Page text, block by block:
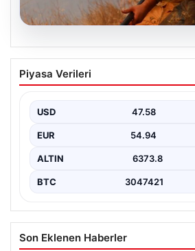
04.08.2026
Dokuz Şehir İçin Yüksek
Uyarısı: Bugün ve Yarın
kesimlerinde yer alan toplam dokuz
Piyasa Verileri
USD 47.58
EUR 54.94
ALTIN 6373.8
BTC 3047421
Son Eklenen Haberler